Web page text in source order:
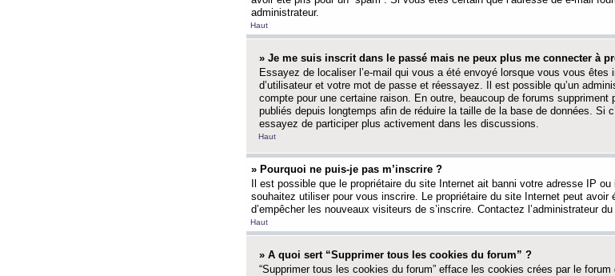
administrateur.
Haut
» Je me suis inscrit dans le passé mais ne peux plus me connecter à
Essayez de localiser l’e-mail qui vous a été envoyé lorsque vous vous
d’utilisateur et votre mot de passe et réessayez. Il est possible qu’un
compte pour une certaine raison. En outre, beaucoup de forums suppriment
publiés depuis longtemps afin de réduire la taille de la base de données. Si
essayez de participer plus activement dans les discussions.
Haut
» Pourquoi ne puis-je pas m’inscrire ?
Il est possible que le propriétaire du site Internet ait banni votre adresse IP
souhaitez utiliser pour vous inscrire. Le propriétaire du site Internet peut avoir
d’empêcher les nouveaux visiteurs de s’inscrire. Contactez l’administrateur
Haut
» A quoi sert “Supprimer tous les cookies du forum” ?
“Supprimer tous les cookies du forum” efface les cookies crées par le